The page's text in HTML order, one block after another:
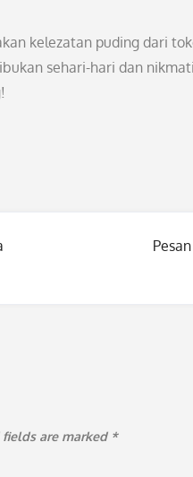
kelezatan puding dari
sehari-hari dan
fields are marked *